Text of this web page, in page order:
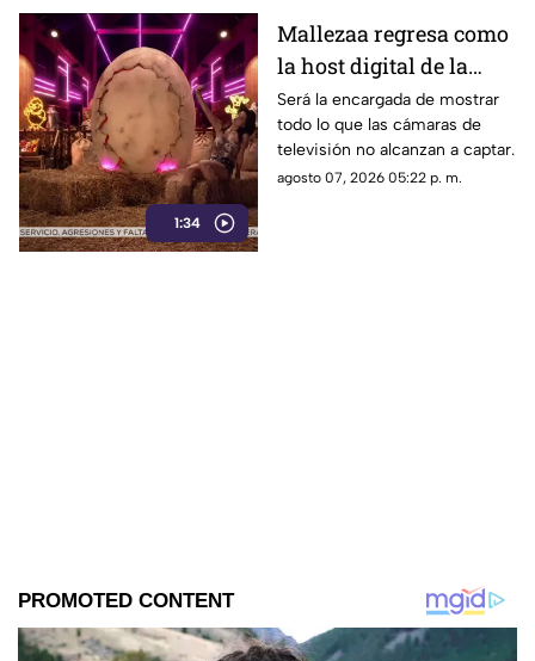
1:34
Mallezaa regresa como
la host digital de la
segunda temporada de
La Granja VIP
Será la encargada de mostrar
todo lo que las cámaras de
televisión no alcanzan a captar.
agosto 07, 2026 05:22 p. m.